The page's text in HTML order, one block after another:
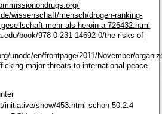
wissenschaft/mensch/drogen-ranking-
mehr-als-heroin-a-726432.html
book/978-0-231-14692-0/the-risks-of-
unodc/en/frontpage/2011/November/
major-threats-to-international-peace-
initiative/show/453.html schon 50:2:4